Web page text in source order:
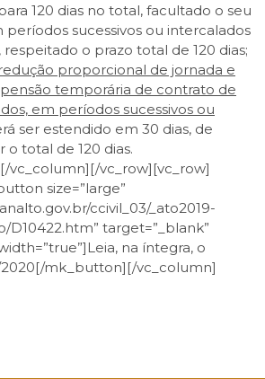
120 dias no total, facultado o seu
sucessivos ou intercalados
respeitado o prazo total de 120 dias;
proporcional de jornada e
temporária de contrato de
em períodos sucessivos ou
ser estendido em 30 dias, de
total de 120 dias.
vc_column][/vc_row][vc_row]
size=”large”
ccivil_03/_ato2019-
target=”_blank”
na íntegra, o
2020[/mk_button][/vc_column]